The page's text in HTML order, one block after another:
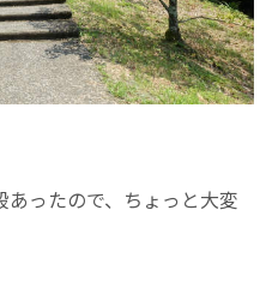
ったので、ちょっと大変